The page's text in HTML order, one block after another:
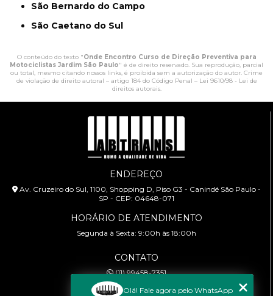
São Bernardo do Campo
São Caetano do Sul
O conteúdo do texto "Onde Encontro Curso de Direção Preventiva para
Motociclistas Jardim São Paulo" é de direito reservado. Sua reprodução, parcial
ou total, mesmo citando nossos links, é proibida sem a autorização do autor. Crime
de violação de direito autoral – artigo 184 do Código Penal – Lei 9610/98 - Lei de
direitos autorais.
ENDEREÇO
Av. Cruzeiro do Sul, 1100, Shopping D, Piso G3 - Canindé São Paulo -
SP - CEP: 04648-071
HORÁRIO DE ATENDIMENTO
Segunda à Sexta: 9:00h às 18:00h
CONTATO
(11) 99458-7351
cursoabtrans@gmail.com
Olá! Fale agora pelo WhatsApp